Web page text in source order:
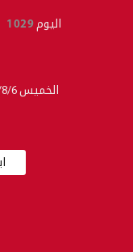
اليوم 1029
الخميس 2026/8/6